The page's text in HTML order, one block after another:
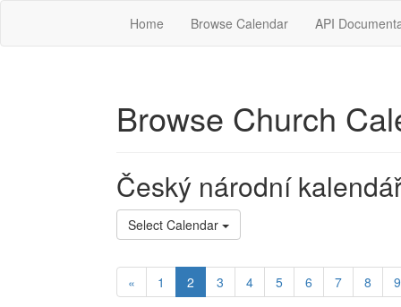
Home Browse Calendar API
Browse Church
Český národní
Select Calendar
« 1 2 3 4 5 6 7 8 9